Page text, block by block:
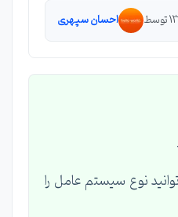
احسان سپهری
نوع سیستم عامل را